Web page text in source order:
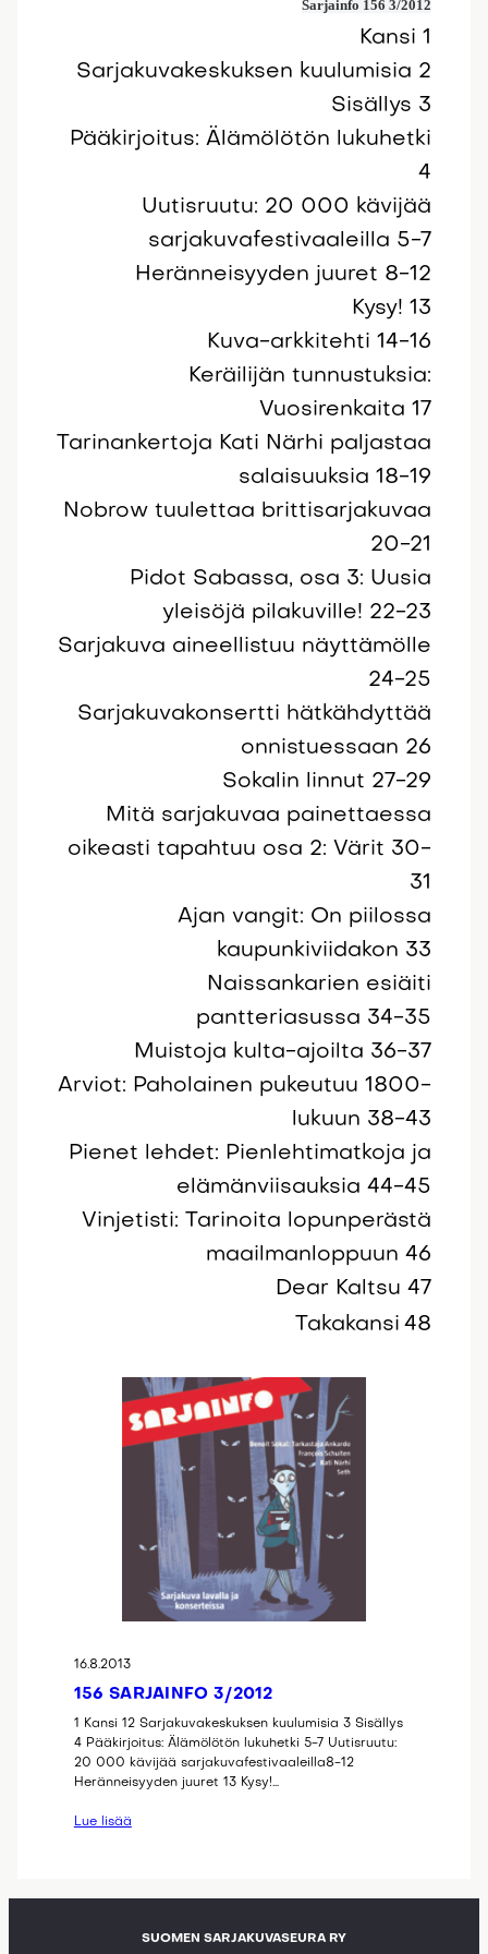
Sarjainfo 156 3/2012
Kansi 1
Sarjakuvakeskuksen kuulumisia 2
Sisällys 3
Pääkirjoitus: Älämölötön lukuhetki
4
Uutisruutu: 20 000 kävijää
sarjakuvafestivaaleilla 5-7
Heränneisyyden juuret 8-12
Kysy! 13
Kuva-arkkitehti 14-16
Keräilijän tunnustuksia:
Vuosirenkaita 17
Tarinankertoja Kati Närhi paljastaa
salaisuuksia 18-19
Nobrow tuulettaa brittisarjakuvaa
20-21
Pidot Sabassa, osa 3: Uusia
yleisöjä pilakuville! 22-23
Sarjakuva aineellistuu näyttämölle
24-25
Sarjakuvakonsertti hätkähdyttää
onnistuessaan 26
Sokalin linnut 27-29
Mitä sarjakuvaa painettaessa
oikeasti tapahtuu osa 2: Värit 30-
31
Ajan vangit: On piilossa
kaupunkiviidakon 33
Naissankarien esiäiti
pantteriasussa 34-35
Muistoja kulta-ajoilta 36-37
Arviot: Paholainen pukeutuu 1800-
lukuun 38-43
Pienet lehdet: Pienlehtimatkoja ja
elämänviisauksia 44-45
Vinjetisti: Tarinoita lopunperästä
maailmanloppuun 46
Dear Kaltsu 47
Takakansi 48
16.8.2013
156 SARJAINFO 3/2012
1 Kansi 12 Sarjakuvakeskuksen kuulumisia 3 Sisällys
4 Pääkirjoitus: Älämölötön lukuhetki 5-7 Uutisruutu:
20 000 kävijää sarjakuvafestivaaleilla8-12
Heränneisyyden juuret 13 Kysy!…
Lue lisää
SUOMEN SARJAKUVASEURA RY